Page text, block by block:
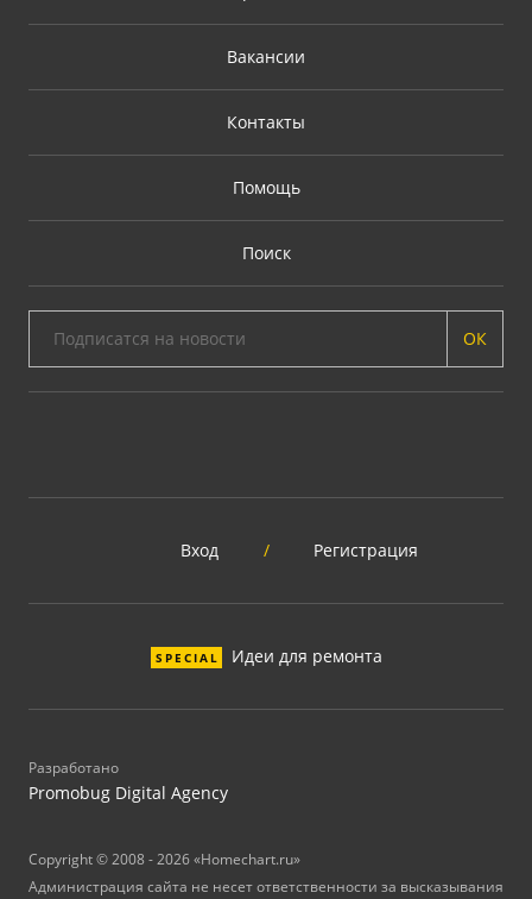
Вакансии
Контакты
Помощь
Поиск
ОК
Вход / Регистрация
SPECIAL Идеи для ремонта
Разработано
Promobug Digital Agency
Copyright © 2008 - 2026 «Homechart.ru»
Администрация сайта не несет ответственности за высказывания